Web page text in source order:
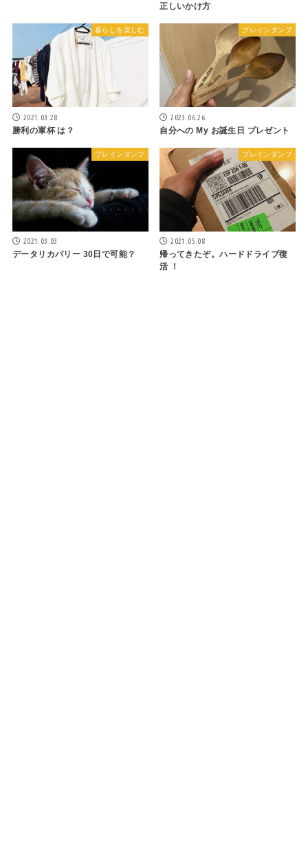
正しいかけ方
暮らしを楽しむ
2021.03.28
勝利の軍杯 は？
ブレインダンプ
2023.06.26
自分への My お誕生日 プレゼント
ブレインダンプ
2021.03.03
データリカバリー 30日で可能？
ブレインダンプ
2021.05.08
帰ってきたぞ。ハードドライブ復
活 ！